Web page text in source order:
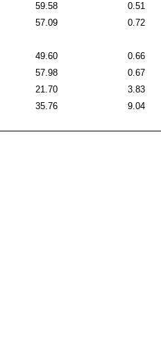
59.58 0.51
57.09 0.72
49.60 0.66
57.98 0.67
21.70 3.83
35.76 9.04